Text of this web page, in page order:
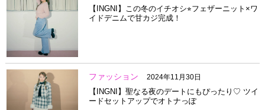
【INGNI】この冬のイチオシ⭐︎フェザーニット×ワ
イドデニムで甘カジ完成！
ファッション 2024年11月30日
【INGNI】聖なる夜のデートにもぴったり♡ ツイ
ードセットアップでオトナっぽ